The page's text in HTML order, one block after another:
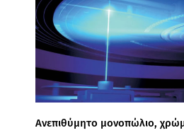
Ανεπιθύμητο μονοπώλιο,